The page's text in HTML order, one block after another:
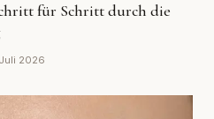
für Schritt durch die
2026